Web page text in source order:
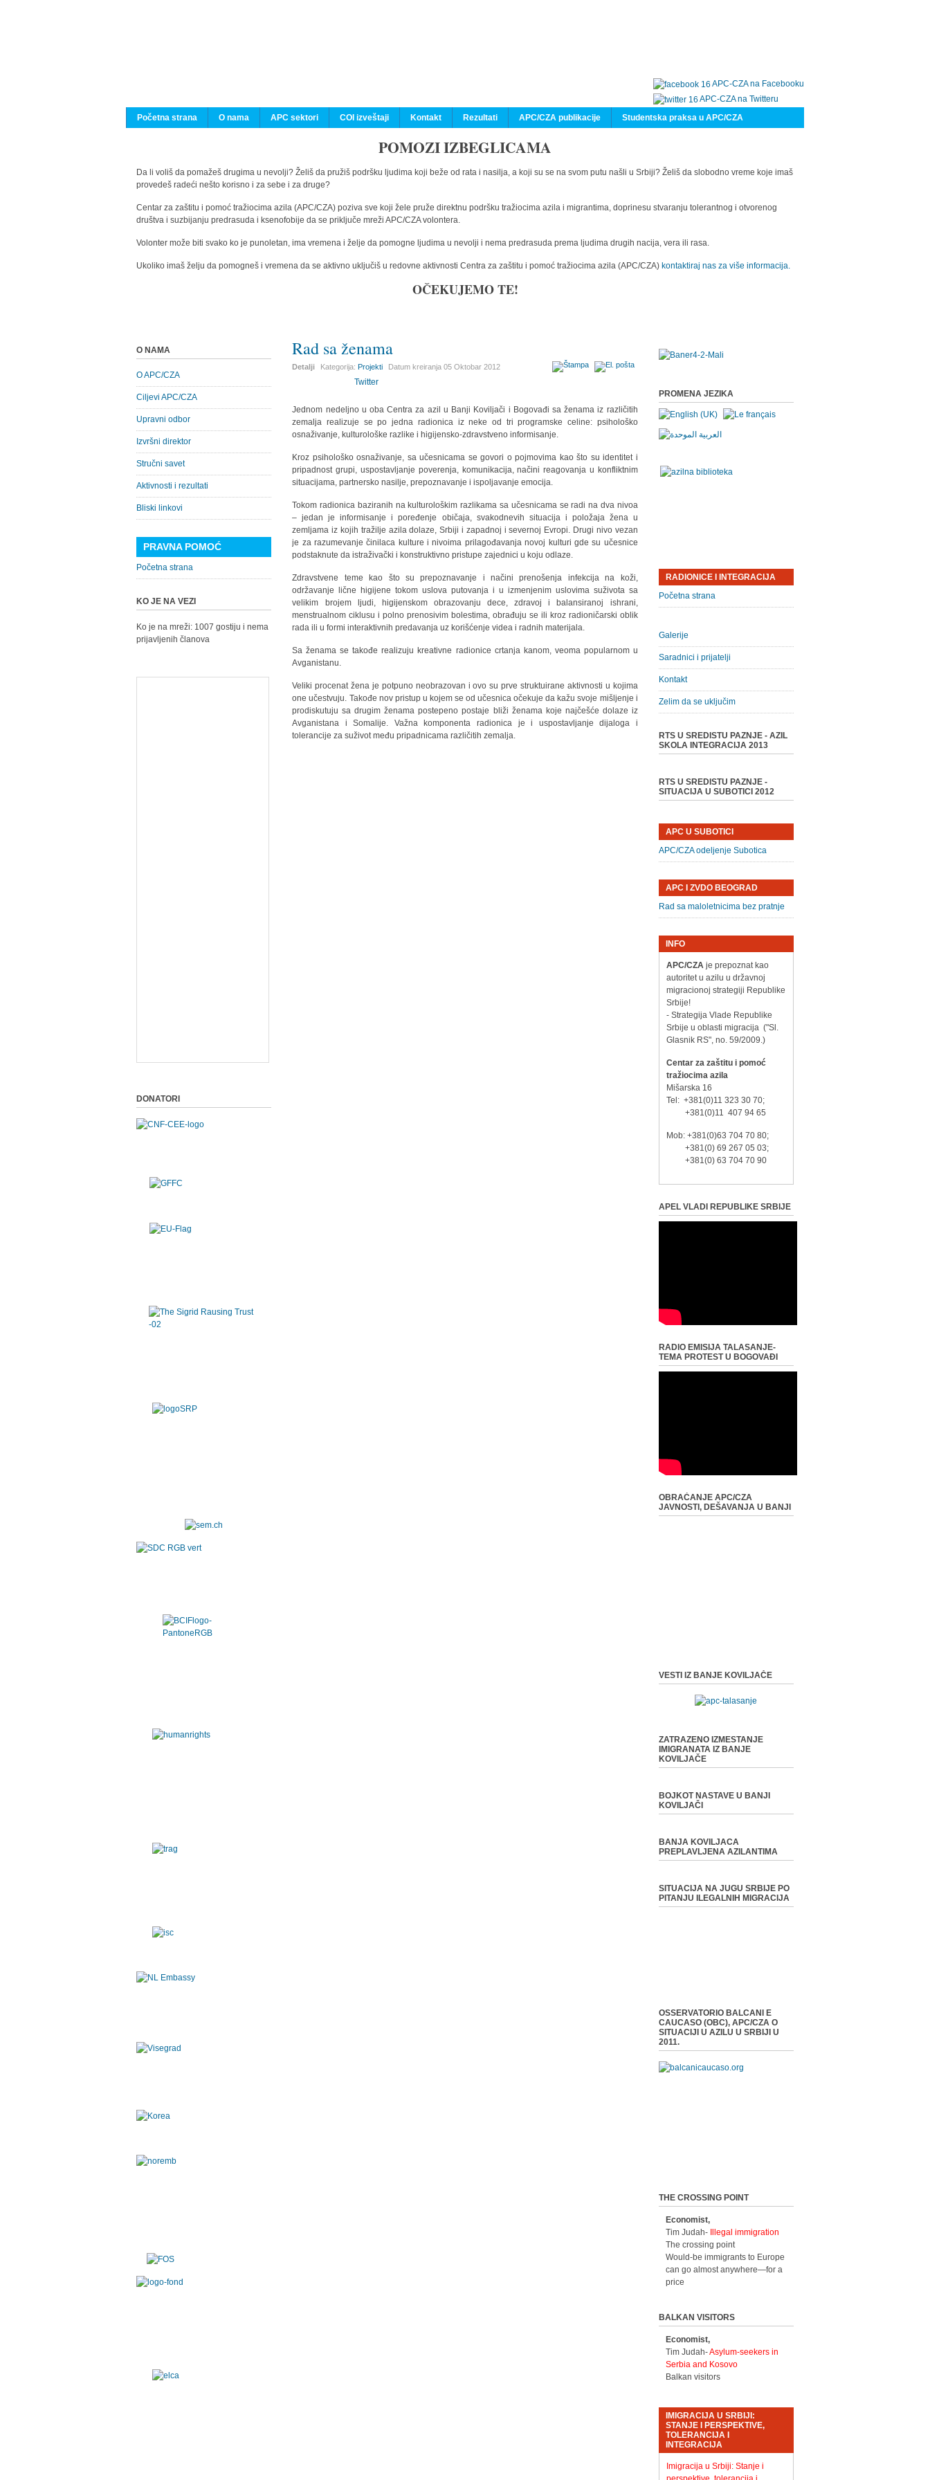
APC-CZA na Facebooku
APC-CZA na Twitteru
Početna strana
O nama APC sektori COI izveštaji Kontakt Rezultati APC/CZA publikacije Studentska praksa u APC/CZA
POMOZI IZBEGLICAMA
Da li voliš da pomažeš drugima u nevolji? Želiš da pružiš podršku ljudima koji beže od rata i nasilja, a koji su se na svom putu našli u Srbiji? Želiš da slobodno vreme koje imaš
provedeš radeći nešto korisno i za sebe i za druge?
Centar za zaštitu i pomoć tražiocima azila (APC/CZA) poziva sve koji žele pruže direktnu podršku tražiocima azila i migrantima, doprinesu stvaranju tolerantnog i otvorenog
društva i suzbijanju predrasuda i ksenofobije da se priključe mreži APC/CZA volontera.
Volonter može biti svako ko je punoletan, ima vremena i želje da pomogne ljudima u nevolji i nema predrasuda prema ljudima drugih nacija, vera ili rasa.
Ukoliko imaš želju da pomogneš i vremena da se aktivno uključiš u redovne aktivnosti Centra za zaštitu i pomoć tražiocima azila (APC/CZA) kontaktiraj nas za više informacija.
OČEKUJEMO TE!
Rad sa ženama
Detalji Kategorija:Projekti Datum kreiranja05 Oktobar 2012
Twitter
Jednom nedeljno u oba Centra za azil u Banji Koviljači i Bogovađi sa ženama iz različitih
zemalja realizuje se po jedna radionica iz neke od tri programske celine: psihološko
osnaživanje, kulturološke razlike i higijensko-zdravstveno informisanje.
Kroz psihološko osnaživanje, sa učesnicama se govori o pojmovima kao što su identitet i
pripadnost grupi, uspostavljanje poverenja, komunikacija, načini reagovanja u konfliktnim
situacijama, partnersko nasilje, prepoznavanje i ispoljavanje emocija.
Tokom radionica baziranih na kulturološkim razlikama sa učesnicama se radi na dva nivoa
– jedan je informisanje i poređenje običaja, svakodnevih situacija i položaja žena u
zemljama iz kojih tražilje azila dolaze, Srbiji i zapadnoj i severnoj Evropi. Drugi nivo vezan
je za razumevanje činilaca kulture i nivoima prilagođavanja novoj kulturi gde su učesnice
podstaknute da istraživački i konstruktivno pristupe zajednici u koju odlaze.
Zdravstvene teme kao što su prepoznavanje i načini prenošenja infekcija na koži,
održavanje lične higijene tokom uslova putovanja i u izmenjenim uslovima suživota sa
velikim brojem ljudi, higijenskom obrazovanju dece, zdravoj i balansiranoj ishrani,
menstrualnom ciklusu i polno prenosivim bolestima, obrađuju se ili kroz radioničarski oblik
rada ili u formi interaktivnih predavanja uz korišćenje videa i radnih materijala.
Sa ženama se takođe realizuju kreativne radionice crtanja kanom, veoma popularnom u
Avganistanu.
Veliki procenat žena je potpuno neobrazovan i ovo su prve struktuirane aktivnosti u kojima
one učestvuju. Takođe nov pristup u kojem se od učesnica očekuje da kažu svoje mišljenje i
prodiskutuju sa drugim ženama postepeno postaje bliži ženama koje najčešće dolaze iz
Avganistana i Somalije. Važna komponenta radionica je i uspostavljanje dijaloga i
tolerancije za suživot među pripadnicama različitih zemalja.
O NAMA
O APC/CZA
Ciljevi APC/CZA
Upravni odbor
Izvršni direktor
Stručni savet
Aktivnosti i rezultati
Bliski linkovi
PRAVNA POMOĆ
Početna strana
KO JE NA VEZI
Ko je na mreži: 1007 gostiju i nema
prijavljenih članova
DONATORI
PROMENA JEZIKA
RADIONICE I INTEGRACIJA
Početna strana
Galerije
Saradnici i prijatelji
Kontakt
Zelim da se uključim
RTS U SREDISTU PAZNJE - AZIL
SKOLA INTEGRACIJA 2013
RTS U SREDISTU PAZNJE -
SITUACIJA U SUBOTICI 2012
APC U SUBOTICI
APC/CZA odeljenje Subotica
APC I ZVDO BEOGRAD
Rad sa maloletnicima bez pratnje
INFO
APC/CZAje prepoznat kao
autoritet u azilu u državnoj
migracionoj strategiji Republike
Srbije!
- Strategija Vlade Republike
Srbije u oblasti migracija ("Sl.
Glasnik RS", no. 59/2009.)
Centar za zaštitu i pomoć
tražiocima azila
Mišarska 16
Tel: +381(0)11 323 30 70;
+381(0)11 407 94 65
Mob: +381(0)63 704 70 80;
+381(0) 69 267 05 03;
+381(0) 63 704 70 90
APEL VLADI REPUBLIKE SRBIJE
RADIO EMISIJA TALASANJE-
TEMA PROTEST U BOGOVAĐI
OBRAĆANJE APC/CZA
JAVNOSTI, DEŠAVANJA U BANJI
VESTI IZ BANJE KOVILJAČE
ZATRAZENO IZMESTANJE
IMIGRANATA IZ BANJE
KOVILJAČE
BOJKOT NASTAVE U BANJI
KOVILJAČI
BANJA KOVILJACA
PREPLAVLJENA AZILANTIMA
SITUACIJA NA JUGU SRBIJE PO
PITANJU ILEGALNIH MIGRACIJA
OSSERVATORIO BALCANI E
CAUCASO (OBC), APC/CZA O
SITUACIJI U AZILU U SRBIJI U
2011.
THE CROSSING POINT
Economist,
Tim Judah-
Illegal immigration
The crossing point
Would-be immigrants to Europe
can go almost anywhere—for a
price
BALKAN VISITORS
Economist,
Tim Judah-Asylum-seekers in
Serbia and Kosovo
Balkan visitors
IMIGRACIJA U SRBIJI:
STANJE I PERSPEKTIVE,
TOLERANCIJA I
INTEGRACIJA
Imigracija u Srbiji: Stanje i